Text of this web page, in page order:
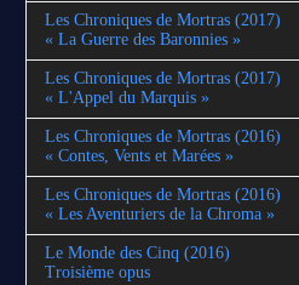
Les Chroniques de Mortras (2017)
« La Guerre des Baronnies »
Les Chroniques de Mortras (2017)
« L'Appel du Marquis »
Les Chroniques de Mortras (2016)
« Contes, Vents et Marées »
Les Chroniques de Mortras (2016)
« Les Aventuriers de la Chroma »
Le Monde des Cinq (2016)
Troisième opus